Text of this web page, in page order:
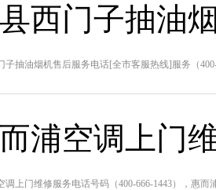
西门子抽油
子抽油烟机售后服务电话[全市客服热线]服务（
浦空调上门
调上门维修服务电话号码（400-666-1443），惠